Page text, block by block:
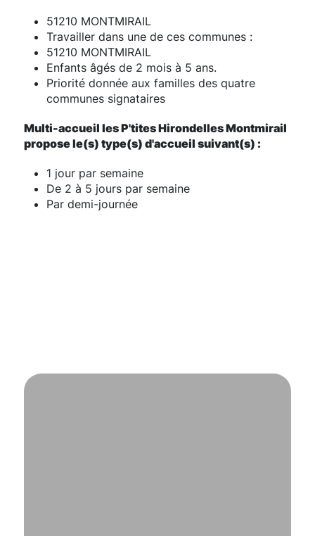
51210 MONTMIRAIL
Travailler dans une de ces communes :
51210 MONTMIRAIL
Enfants âgés de 2 mois à 5 ans.
Priorité donnée aux familles des quatre
communes signataires
Multi-accueil les P'tites Hirondelles Montmirail
propose le(s) type(s) d'accueil suivant(s) :
1 jour par semaine
De 2 à 5 jours par semaine
Par demi-journée